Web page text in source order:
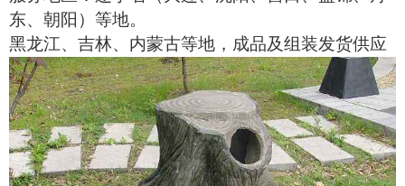
东、朝阳）等地。
黑龙江、吉林、内蒙古等地，成品及组装发货供应